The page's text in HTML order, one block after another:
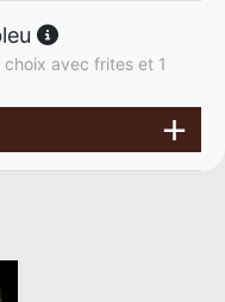
avec frites et 1